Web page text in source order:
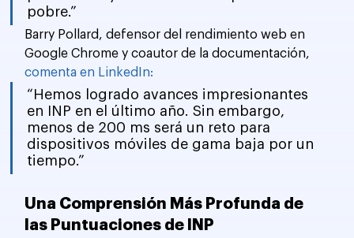
pobre.”
Barry Pollard, defensor del rendimiento web en
Google Chrome y coautor de la documentación,
comenta en LinkedIn:
“Hemos logrado avances impresionantes
en INP en el último año. Sin embargo,
menos de 200 ms será un reto para
dispositivos móviles de gama baja por un
tiempo.”
Una Comprensión Más Profunda de
las Puntuaciones de INP